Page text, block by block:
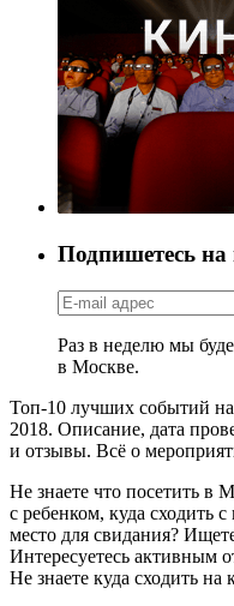
Подпишетесь
Раз в неделю мы
в Москве.
Топ-10 лучших событий
2018. Описание, дата
и отзывы. Всё о
Не знаете что посетить в
с ребенком, куда сходить
место для свидания?
Интересуетесь активным
Не знаете куда сходить